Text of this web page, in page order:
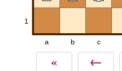
1
a b c
« ←